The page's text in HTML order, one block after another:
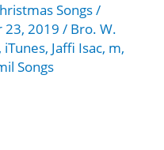
Songs/
23, 2019/ Bro. W.
, iTunes, Jaffi Isac, m,
Songs